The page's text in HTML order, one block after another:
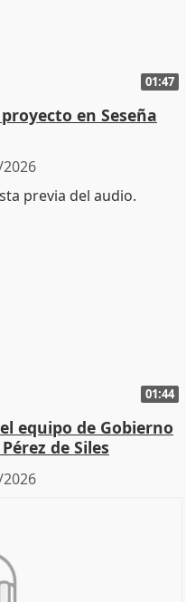
01:47
en Seseña
01:44
equipo de Gobierno
de Siles